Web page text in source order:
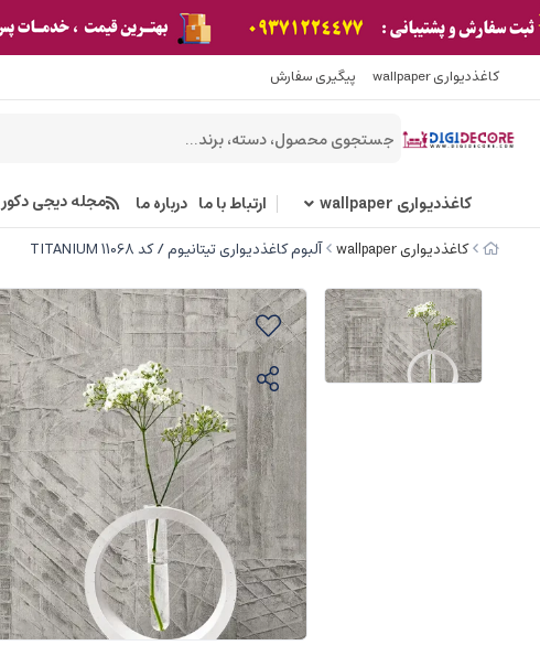
کاغذدیواری wallpaper پیگیری سفارش
کاغذدیواری wallpaper ارتباط با ما درباره ما مجله دیجی دکور
کاغذدیواری wallpaper آلبوم کاغذدیواری تیتانیوم / کد 11068 TITANIUM